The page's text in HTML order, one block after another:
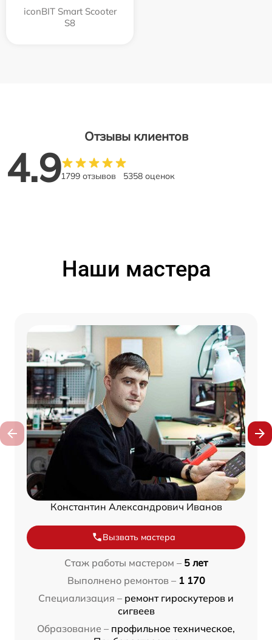
iconBIT Smart Scooter
S8
Отзывы клиентов
4.91799 отзывов 5358 оценок
Наши мастера
Константин Александрович Иванов
Вызвать мастера
Стаж работы мастером – 5 лет
Выполнено ремонтов – 1 170
Специализация – ремонт гироскутеров и
сигвеев
Образование – профильное техническое,